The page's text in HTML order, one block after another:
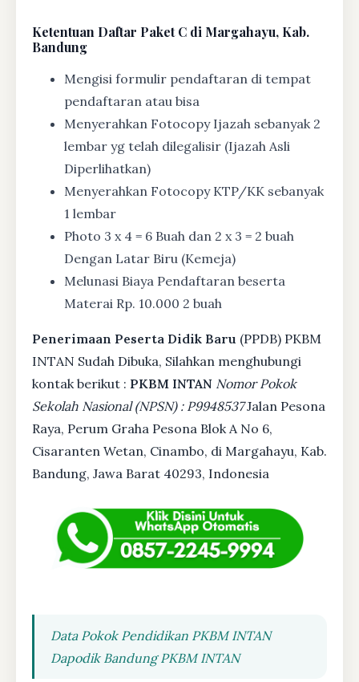
Ketentuan Daftar Paket C di Margahayu, Kab.
Bandung
Mengisi formulir pendaftaran di tempat
pendaftaran atau bisa
Menyerahkan Fotocopy Ijazah sebanyak 2
lembar yg telah dilegalisir (Ijazah Asli
Diperlihatkan)
Menyerahkan Fotocopy KTP/KK sebanyak
1 lembar
Photo 3 x 4 = 6 Buah dan 2 x 3 = 2 buah
Dengan Latar Biru (Kemeja)
Melunasi Biaya Pendaftaran beserta
Materai Rp. 10.000 2 buah
Penerimaan Peserta Didik Baru (PPDB) PKBM
INTAN Sudah Dibuka, Silahkan menghubungi
kontak berikut : PKBM INTAN Nomor Pokok
Sekolah Nasional (NPSN) : P9948537Jalan Pesona
Raya, Perum Graha Pesona Blok A No 6,
Cisaranten Wetan, Cinambo, di Margahayu, Kab.
Bandung, Jawa Barat 40293, Indonesia
Data Pokok Pendidikan PKBM INTAN
Dapodik Bandung PKBM INTAN